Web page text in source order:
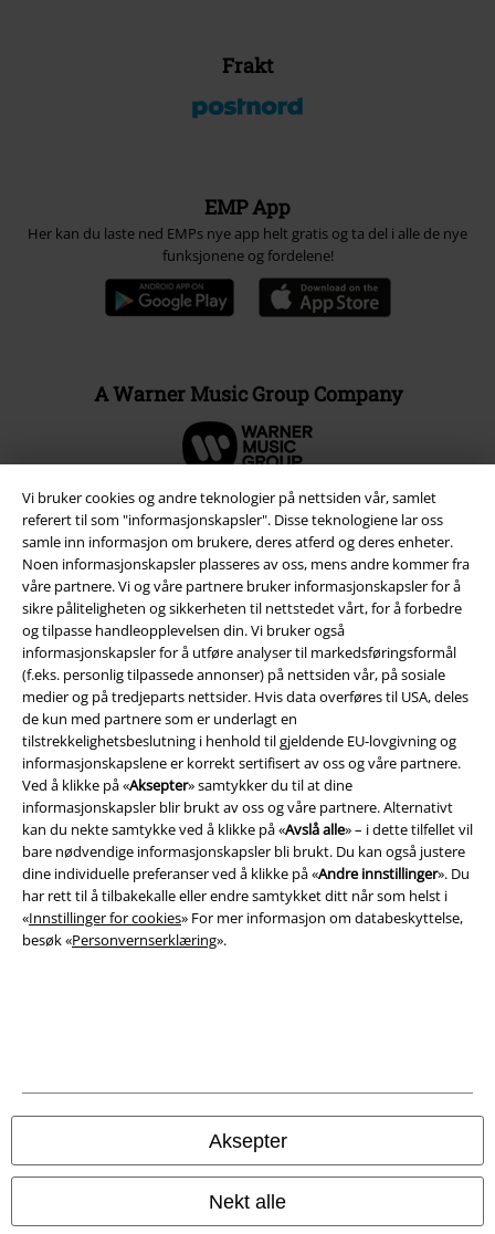
Vi bruker cookies og andre teknologier på nettsiden vår, samlet
referert til som "informasjonskapsler". Disse teknologiene lar oss
samle inn informasjon om brukere, deres atferd og deres enheter.
Noen informasjonskapsler plasseres av oss, mens andre kommer fra
våre partnere. Vi og våre partnere bruker informasjonskapsler for å
sikre påliteligheten og sikkerheten til nettstedet vårt, for å forbedre
og tilpasse handleopplevelsen din. Vi bruker også
informasjonskapsler for å utføre analyser til markedsføringsformål
(f.eks. personlig tilpassede annonser) på nettsiden vår, på sosiale
medier og på tredjeparts nettsider. Hvis data overføres til USA, deles
de kun med partnere som er underlagt en
tilstrekkelighetsbeslutning i henhold til gjeldende EU-lovgivning og
informasjonskapslene er korrekt sertifisert av oss og våre partnere.
Ved å klikke på «Aksepter» samtykker du til at dine
informasjonskapsler blir brukt av oss og våre partnere. Alternativt
kan du nekte samtykke ved å klikke på «Avslå alle» – i dette tilfellet vil
bare nødvendige informasjonskapsler bli brukt. Du kan også justere
dine individuelle preferanser ved å klikke på «Andre innstillinger». Du
har rett til å tilbakekalle eller endre samtykket ditt når som helst i
«Innstillinger for cookies» For mer informasjon om databeskyttelse,
besøk «Personvernserklæring».
Aksepter
Nekt alle
Frakt
EMP App
Her kan du laste ned EMPs nye app helt gratis og ta del i alle de nye
funksjonene og fordelene!
A Warner Music Group Company
Juridisk informasjon/Vilkår
Vilkår
Impressum
Konfidensialitetserklæring
Avfallshåndtering og miljøbeskyttelse
Samsvarserklæring
© 1986-2026 E.M.P. Merchandising HGmbH